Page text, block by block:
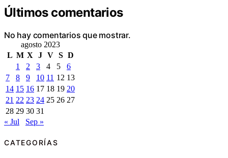
Últimos comentarios
No hay comentarios que mostrar.
agosto 2023
L M X J V S D
1
2 3 4 5
6
7
8 9 10 11 12 13
14 15 16 17 18 19 20
21 22 23 24 25 26 27
28 29 30 31
« Jul
Sep »
CATEGORÍAS